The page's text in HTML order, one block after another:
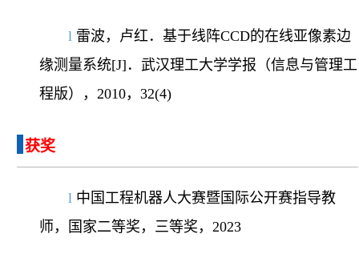
l 雷波，卢红．基于线阵CCD的在线亚像素边
缘测量系统[J] ．武汉理工大学学报（信息与管理工
程版）， 2010，32(4)
获奖
l 中国工程机器人大赛暨国际公开赛指导教
师，国家二等奖，三等奖， 2023